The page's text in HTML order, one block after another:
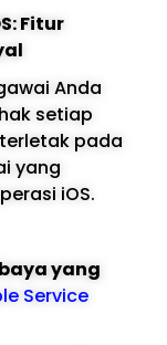
Fitur
Anda
setiap
pada
yang
iOS.
yang
Service